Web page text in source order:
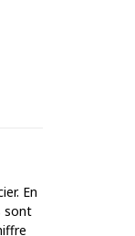
En
sont